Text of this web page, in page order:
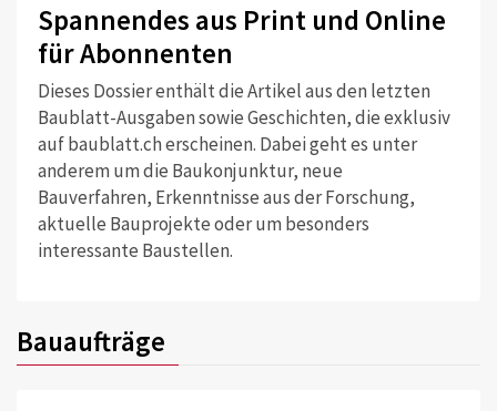
Spannendes aus Print und Online
für Abonnenten
Dieses Dossier enthält die Artikel aus den letzten
Baublatt-Ausgaben sowie Geschichten, die exklusiv
auf baublatt.ch erscheinen. Dabei geht es unter
anderem um die Baukonjunktur, neue
Bauverfahren, Erkenntnisse aus der Forschung,
aktuelle Bauprojekte oder um besonders
interessante Baustellen.
Bauaufträge